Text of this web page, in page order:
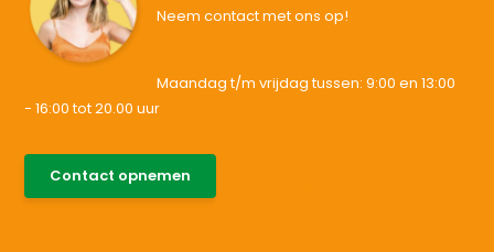
Neem contact met ons op!
Maandag t/m vrijdag tussen: 9:00 en 13:00
- 16:00 tot 20.00 uur
Contact opnemen